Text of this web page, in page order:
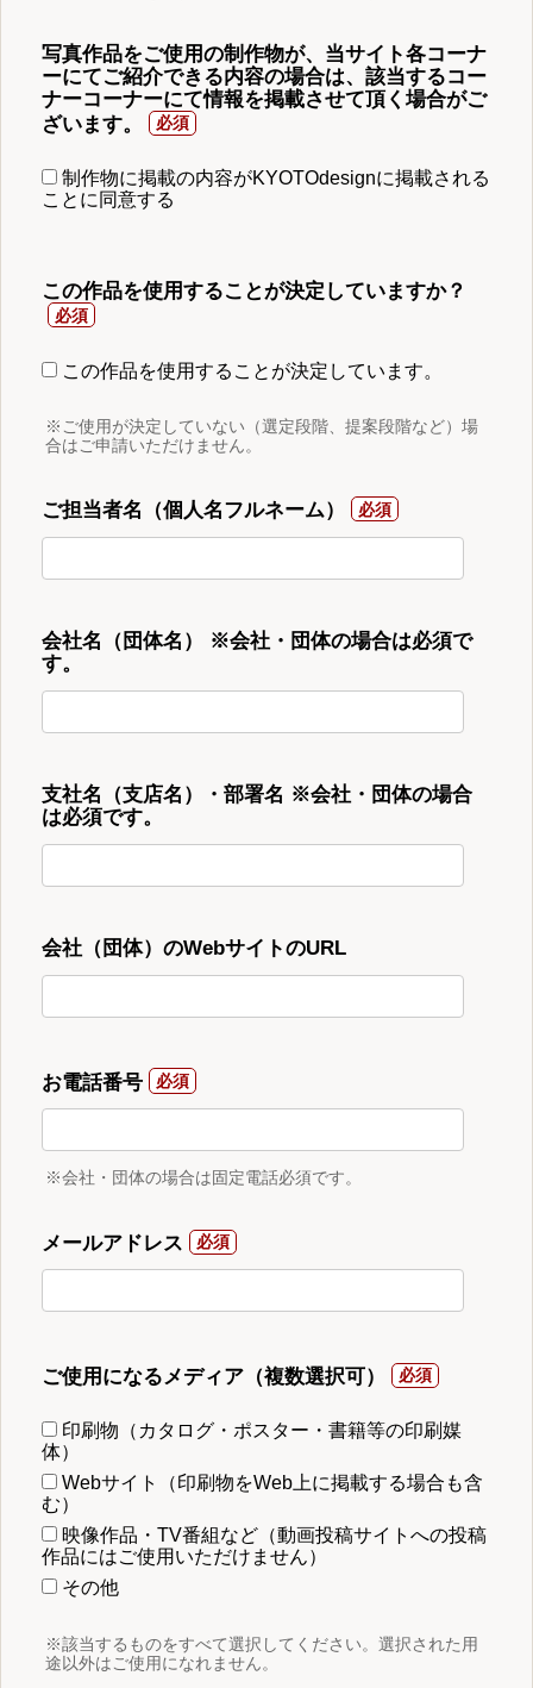
写真作品をご使用の制作物が、当サイト各コーナ
ーにてご紹介できる内容の場合は、該当するコー
ナーコーナーにて情報を掲載させて頂く場合がご
ざいます。
制作物に掲載の内容がKYOTOdesignに掲載される
ことに同意する
この作品を使用することが決定していますか？
この作品を使用することが決定しています。
※ご使用が決定していない（選定段階、提案段階など）場
合はご申請いただけません。
ご担当者名（個人名フルネーム）
会社名（団体名） ※会社・団体の場合は必須で
す。
支社名（支店名）・部署名 ※会社・団体の場合
は必須です。
会社（団体）のWebサイトのURL
お電話番号
※会社・団体の場合は固定電話必須です。
メールアドレス
ご使用になるメディア（複数選択可）
印刷物（カタログ・ポスター・書籍等の印刷媒
体）
Webサイト（印刷物をWeb上に掲載する場合も含
む）
映像作品・TV番組など（動画投稿サイトへの投稿
作品にはご使用いただけません）
その他
※該当するものをすべて選択してください。選択された用
途以外はご使用になれません。